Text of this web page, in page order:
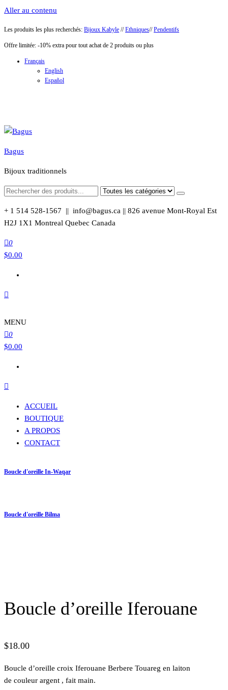
Aller au contenu
Les produits les plus recherchés: Bijoux Kabyle //Ethniques//Pendentifs
Offre limitée: -10% extra pour tout achat de 2 produits ou plus
Français
English
Español
Bagus
Bijoux traditionnels
+ 1 514 528-1567 || info@bagus.ca || 826 avenue Mont-Royal Est
H2J 1X1 Montreal Quebec Canada
0
$0.00
MENU
0
$0.00
ACCUEIL
BOUTIQUE
A PROPOS
CONTACT
Boucle d'oreille In-Waqar
Boucle d'oreille Bilma
Boucle d’oreille Iferouane
$18.00
Boucle d’oreille croix Iferouane Berbere Touareg en laiton
de couleur argent , fait main.